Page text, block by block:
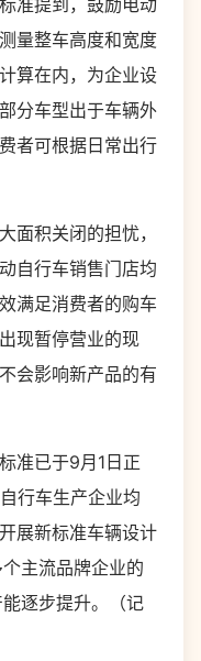
准提到，鼓励电动
量整车高度和宽度
算在内，为企业设
分车型出于车辆外
者可根据日常出行
积关闭的担忧，
自行车销售门店均
满足消费者的购车
现暂停营业的现
会影响新产品的有
准已于9月1日正
行车生产企业均
展新标准车辆设计
主流品牌企业的
逐步提升。（记